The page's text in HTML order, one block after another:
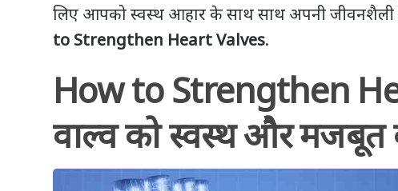
लिए आपको स्वस्थ आहार के साथ साथ अपनी
to Strengthen Heart Valves.
How to Strengthen
वाल्व को स्वस्थ और मजबूत